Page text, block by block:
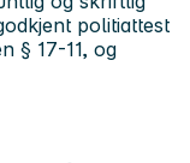
politiattest
§ 17-11, og